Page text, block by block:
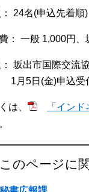
24名(申込先着順)
： 一般 1,000円
坂出市国際交流
5日(金)申込受
は、 「イン
このページに